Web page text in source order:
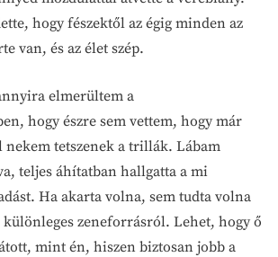
hogy fészektől az égig minden az
van, és az élet szép.
elmerültem a
hogy észre sem vettem, hogy már
nekem tetszenek a trillák. Lábam
teljes áhítatban hallgatta a mi
Ha akarta volna, sem tudta volna
zeneforrásról. Lehet, hogy ő
mint én, hiszen biztosan jobb a